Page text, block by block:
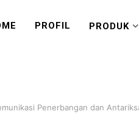
PROFIL PRODUK
Penerbangan dan